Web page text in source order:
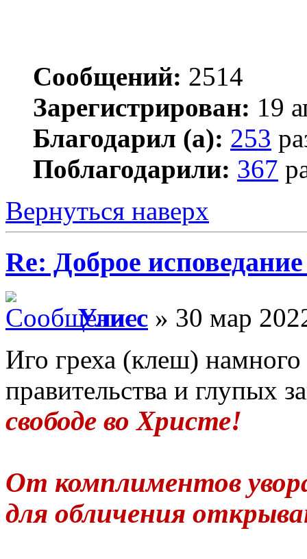
Сообщений: 2514
Зарегистрирован: 19
Благодарил (а): 253
Поблагодарили: 367
Вернуться наверх
Re: Доброе
Улисс » 30 мар
Иго греха (клеш)
правительства и глупых
свободе во Христе!
От комплиментов
для обличения